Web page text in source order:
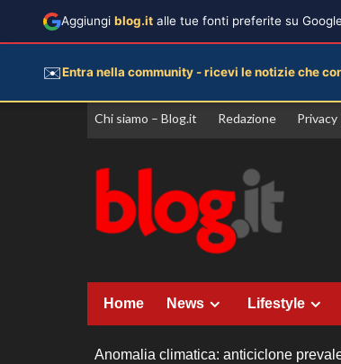
Vai
Chi siamo – Blog.it Redazione Privacy
Home News Lifestyle
Anomalia climatica: anticiclone
Aggiungi blog.it alle tue fonti preferite su
✉️Entra nella community - ricevi le notizie che